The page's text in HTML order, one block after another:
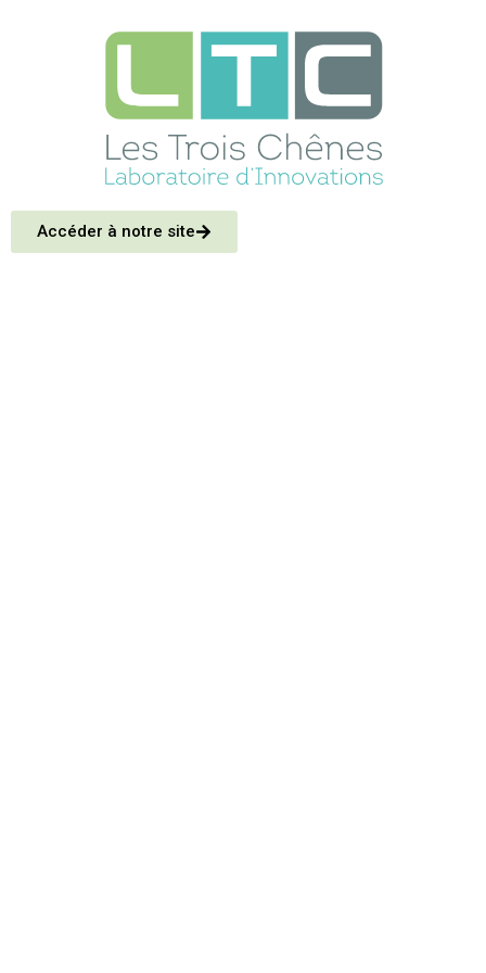
Accéder à notre site